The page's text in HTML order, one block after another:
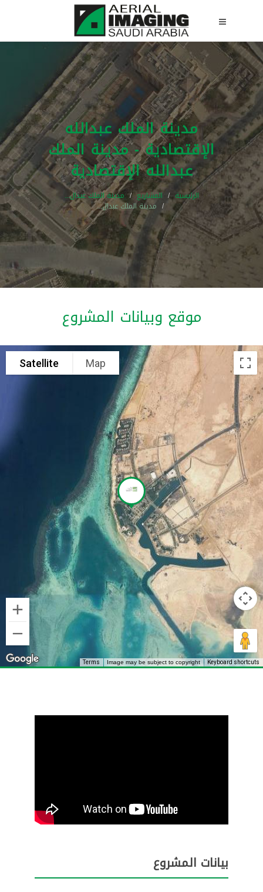
مدينة الملك عبدالله
الإقتصادية - مدينة الملك
عبدالله الإقتصادية
الرئيسية المشاريع
مدينة الملك عبدال...
مدينة الملك عبدال...
موقع وبيانات المشروع
Map
Satellite
Keyboard shortcuts
Image may be subject to copyright
Terms
بيانات المشروع